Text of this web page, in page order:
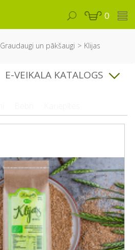
0
Graudaugi un pākšaugi Klijas
E-VEIKALA KATALOGS